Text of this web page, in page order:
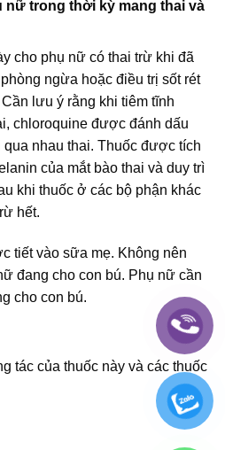
trong thời kỳ mang thai và
cho phụ nữ có thai trừ khi đã
ngừa hoặc điều trị sốt rét
lưu ý rằng khi tiêm tĩnh
chloroquine được đánh dấu
nhau thai. Thuốc được tích
của mắt bào thai và duy trì
khi thuốc ở các bộ phận khác
hết.
tiết vào sữa mẹ. Không nên
đang cho con bú. Phụ nữ cần
cho con bú.
tác của thuốc này và các thuốc